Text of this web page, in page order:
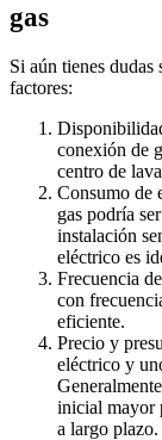
gas
Si aún tienes dudas
factores:
conexión de
centro de
Consumo de
gas podría
instalación
eléctrico es
Frecuencia
con
eficiente.
Precio y
eléctrico y
inicial mayor
a largo plazo.